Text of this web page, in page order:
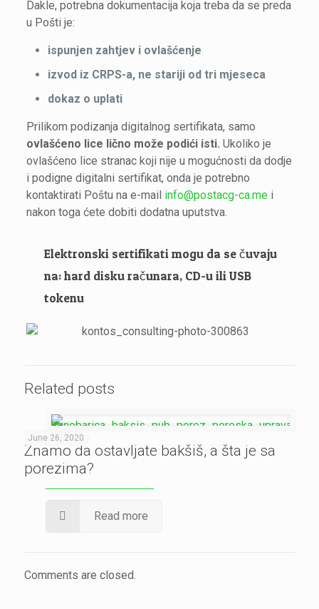
Dakle, potrebna dokumentacija koja treba da se preda
u Pošti je:
ispunjen zahtjev i ovlašćenje
izvod iz CRPS-a, ne stariji od tri mjeseca
dokaz o uplati
Prilikom podizanja digitalnog sertifikata, samo
ovlašćeno lice lično može podići isti. Ukoliko je
ovlašćeno lice stranac koji nije u mogućnosti da dodje
i podigne digitalni sertifikat, onda je potrebno
kontaktirati Poštu na e-mail info@postacg-ca.me i
nakon toga ćete dobiti dodatna uputstva.
Elektronski sertifikati mogu da se čuvaju
na: hard disku računara, CD-u ili USB
tokenu
Related posts
June 26, 2020
Znamo da ostavljate bakšiš, a šta je sa
porezima?
Read more
Comments are closed.